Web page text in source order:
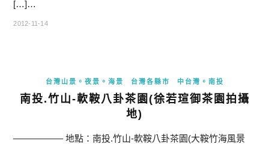
[…]…
2012-11-14
台灣山景。夜景。海景 台灣各縣市 中台灣。南投
南投.竹山-軟鞍八卦茶園(徐若瑄御茶園拍攝
地)
—————– 地點：南投.竹山-軟鞍八卦茶園(大鞍竹海風景